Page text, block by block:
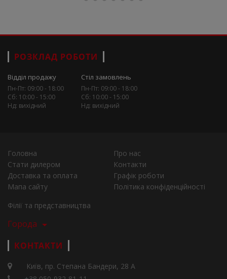
РОЗКЛАД РОБОТИ
Відділ продажу
Пн-Пт: 09:00 - 18:00
Сб: 10:00 - 15:00
Нд: вихідний
Стіл замовлень
Пн-Пт: 09:00 - 18:00
Сб: 10:00 - 15:00
Нд: вихідний
Головна
Про нас
Стати дилером
Контакти
Доставка та оплата
Графік роботи
Мапа сайту
Політика конфіденційності
Філії та представництва
Города
КОНТАКТИ
Київ, пр. Степана Бандери, 28 А